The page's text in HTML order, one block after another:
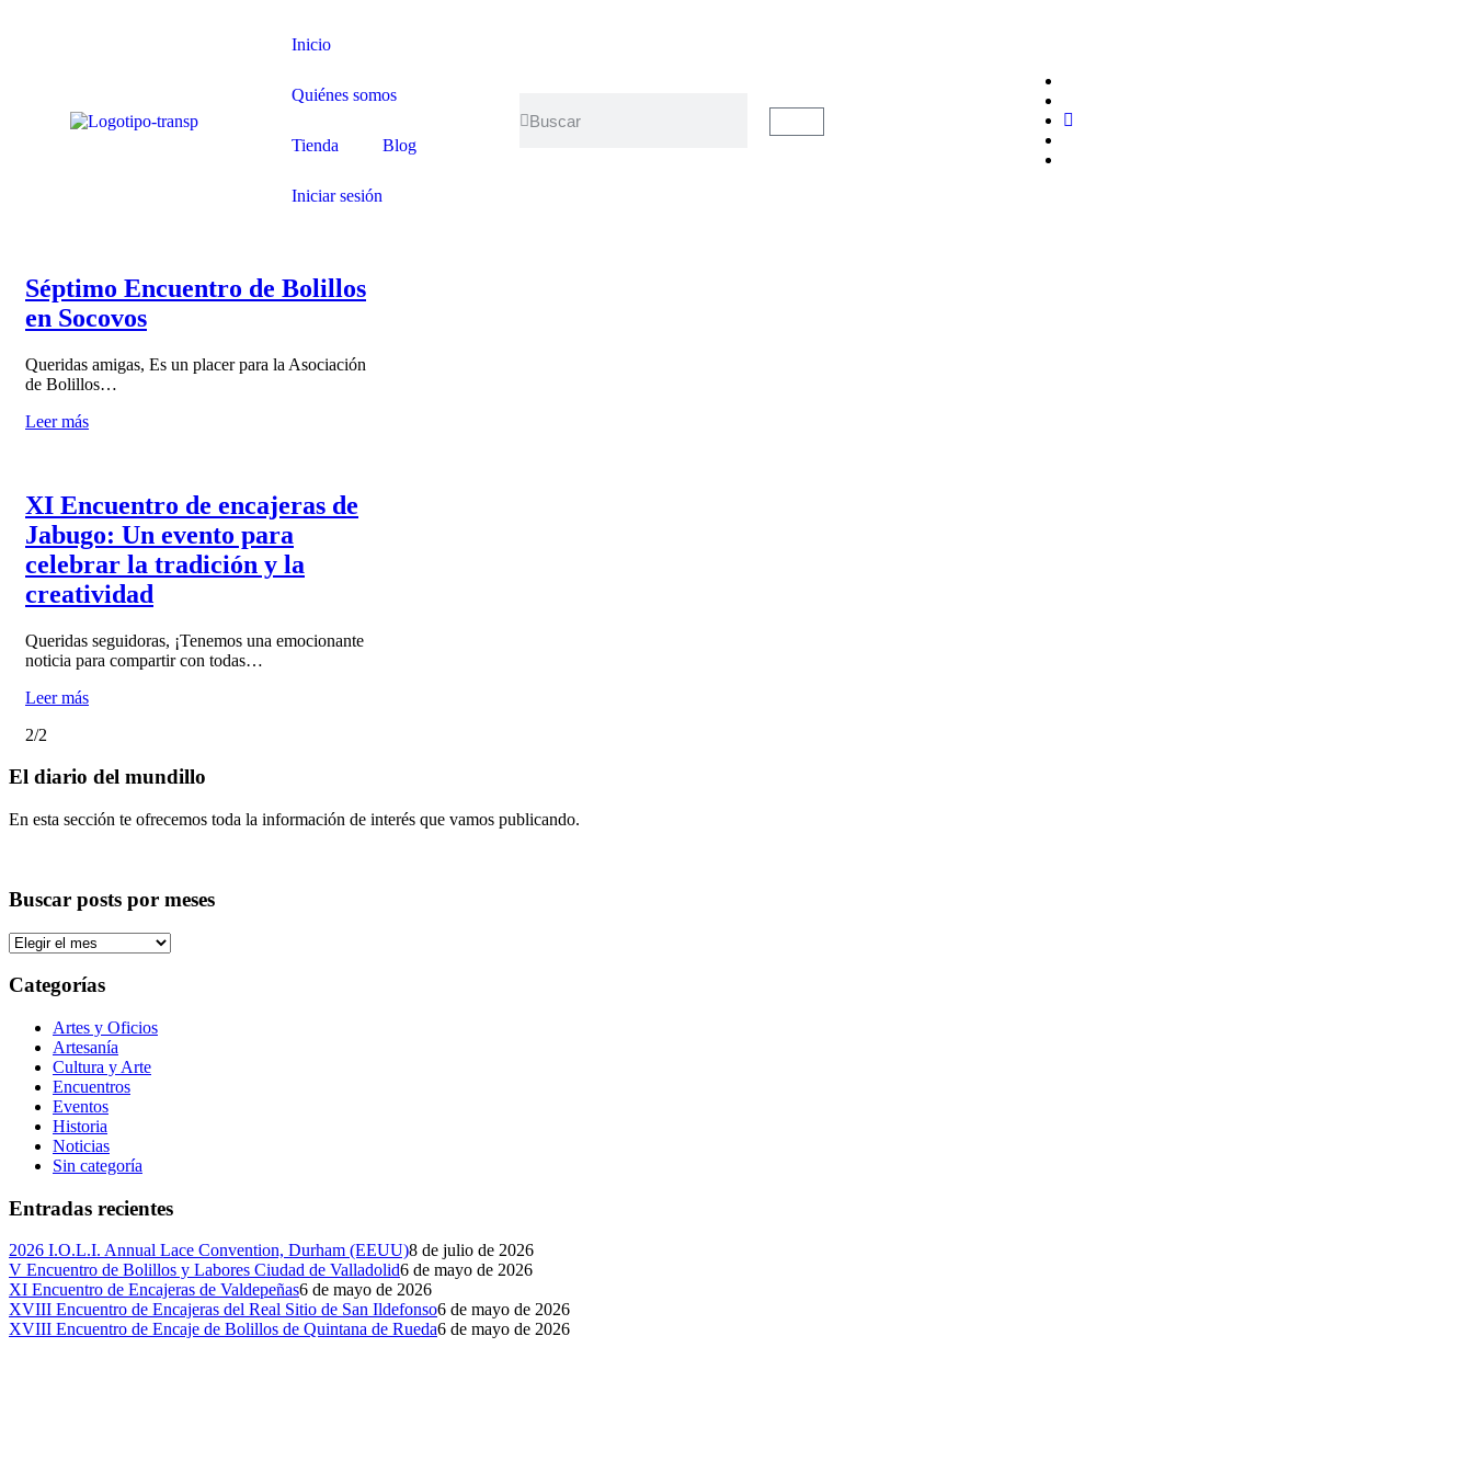
Inicio
Quiénes somos
Tienda Blog
Iniciar sesión
Séptimo Encuentro de Bolillos
en Socovos
Queridas amigas, Es un placer para la Asociación
de Bolillos…
Leer más
XI Encuentro de encajeras de
Jabugo: Un evento para
celebrar la tradición y la
creatividad
Queridas seguidoras, ¡Tenemos una emocionante
noticia para compartir con todas…
Leer más
2/2
El diario del mundillo
En esta sección te ofrecemos toda la información de interés que vamos publicando.
Buscar posts por meses
Categorías
Artes y Oficios
Artesanía
Cultura y Arte
Encuentros
Eventos
Historia
Noticias
Sin categoría
Entradas recientes
2026 I.O.L.I. Annual Lace Convention, Durham (EEUU)8 de julio de 2026
V Encuentro de Bolillos y Labores Ciudad de Valladolid6 de mayo de 2026
XI Encuentro de Encajeras de Valdepeñas6 de mayo de 2026
XVIII Encuentro de Encajeras del Real Sitio de San Ildefonso6 de mayo de 2026
XVIII Encuentro de Encaje de Bolillos de Quintana de Rueda6 de mayo de 2026